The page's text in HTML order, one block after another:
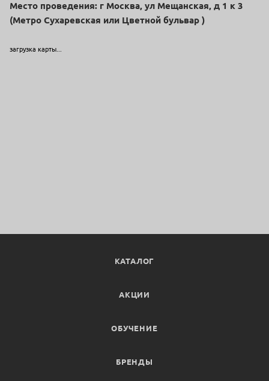
Место проведения: г Москва, ул Мещанская, д 1 к 3
(Метро Сухаревская или Цветной бульвар )
загрузка карты...
КАТАЛОГ
АКЦИИ
ОБУЧЕНИЕ
БРЕНДЫ